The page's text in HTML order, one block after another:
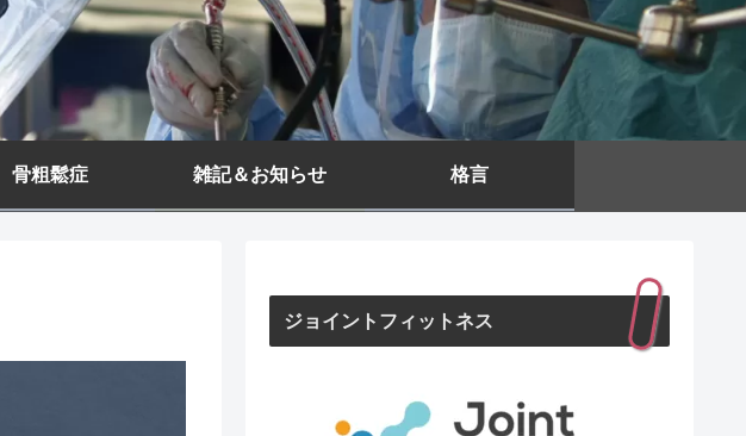
骨粗鬆症 雑記＆お知らせ 格言
ジョイントフィットネス